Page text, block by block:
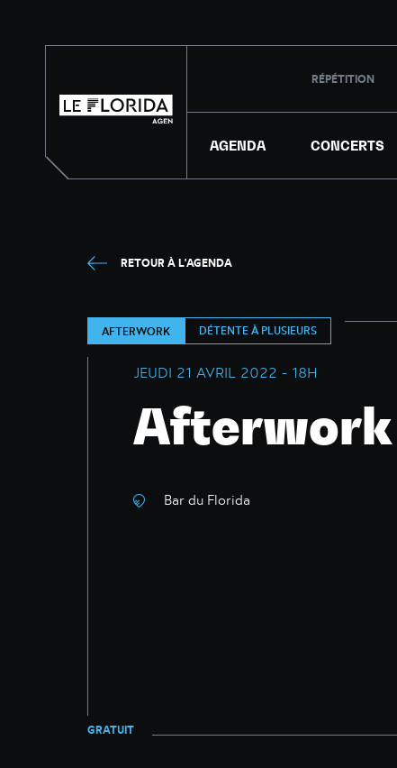
RÉPÉTITION
AGENDA CONCERTS
RETOUR À L'AGENDA
AFTERWORK DÉTENTE À PLUSIEURS
JEUDI 21 AVRIL 2022 - 18H
Afterwork
Bar du Florida
GRATUIT